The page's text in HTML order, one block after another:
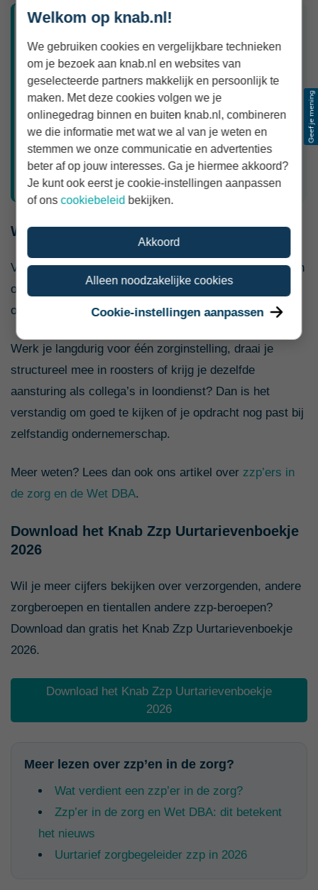
Welkom op knab.nl!
We gebruiken cookies en vergelijkbare technieken
om je bezoek aan knab.nl en websites van
geselecteerde partners makkelijk en persoonlijk te
maken. Met deze cookies volgen we je
onlinegedrag binnen en buiten knab.nl, combineren
we die informatie met wat we al van je weten en
stemmen we onze communicatie en advertenties
beter af op jouw interesses. Ga je hiermee akkoord?
Je kunt ook eerst je cookie-instellingen aanpassen
of onscookiebeleid bekijken.
Akkoord
Alleen noodzakelijke cookies
Cookie-instellingen aanpassen
Check ook je opdrachtvorm
Als zelfstandig verzorgende werk je vaak in
roosters, met collega’s in loondienst en volgens
vaste zorgafspraken. Dat hoeft niet verkeerd te
zijn, maar het maakt de opdrachtvorm wel
belangrijk. Lees wat deWet DBA en het recente
zorgnieuws kunnen betekenen voor zzp’ers in de
zorg.
Waarom opdrachtvorm belangrijk is
Voor verzorgenden draait zelfstandig werken niet alleen
om je uurtarief of winst. Ook de manier waarop je
opdracht is ingericht telt mee.
Werk je langdurig voor één zorginstelling, draai je
structureel mee in roosters of krijg je dezelfde
aansturing als collega’s in loondienst? Dan is het
verstandig om goed te kijken of je opdracht nog past bij
zelfstandig ondernemerschap.
Meer weten? Lees dan ook ons artikel over zzp’ers in
de zorg en de Wet DBA.
Download het Knab Zzp Uurtarievenboekje
2026
Wil je meer cijfers bekijken over verzorgenden, andere
zorgberoepen en tientallen andere zzp-beroepen?
Download dan gratis het Knab Zzp Uurtarievenboekje
2026.
Download het Knab Zzp Uurtarievenboekje
2026
Meer lezen over zzp’en in de zorg?
Wat verdient een zzp’er in de zorg?
Zzp’er in de zorg en Wet DBA: dit betekent
het nieuws
Uurtarief zorgbegeleider zzp in 2026